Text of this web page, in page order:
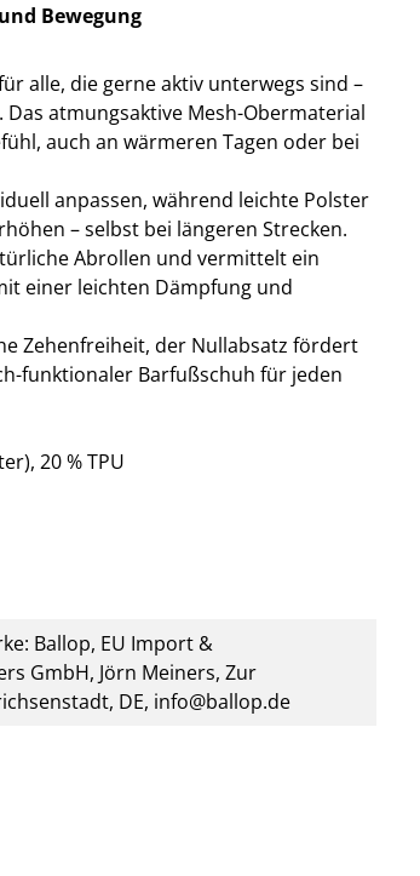
Bewegung
alle, die gerne aktiv unterwegs sind –
atmungsaktive Mesh-Obermaterial
auch an wärmeren Tagen oder bei
anpassen, während leichte Polster
– selbst bei längeren Strecken.
Abrollen und vermittelt ein
einer leichten Dämpfung und
Zehenfreiheit, der Nullabsatz fördert
funktionaler Barfußschuh für jeden
20 % TPU
Ballop, EU Import &
GmbH, Jörn Meiners, Zur
DE, info@ballop.de